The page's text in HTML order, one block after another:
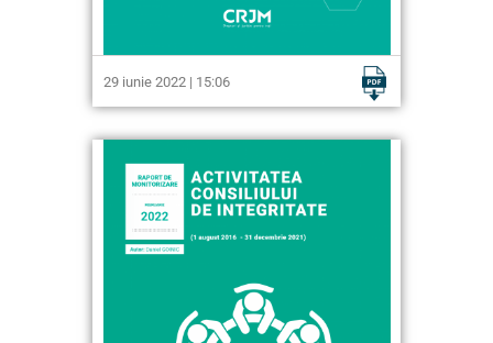
29 iunie 2022 | 15:06